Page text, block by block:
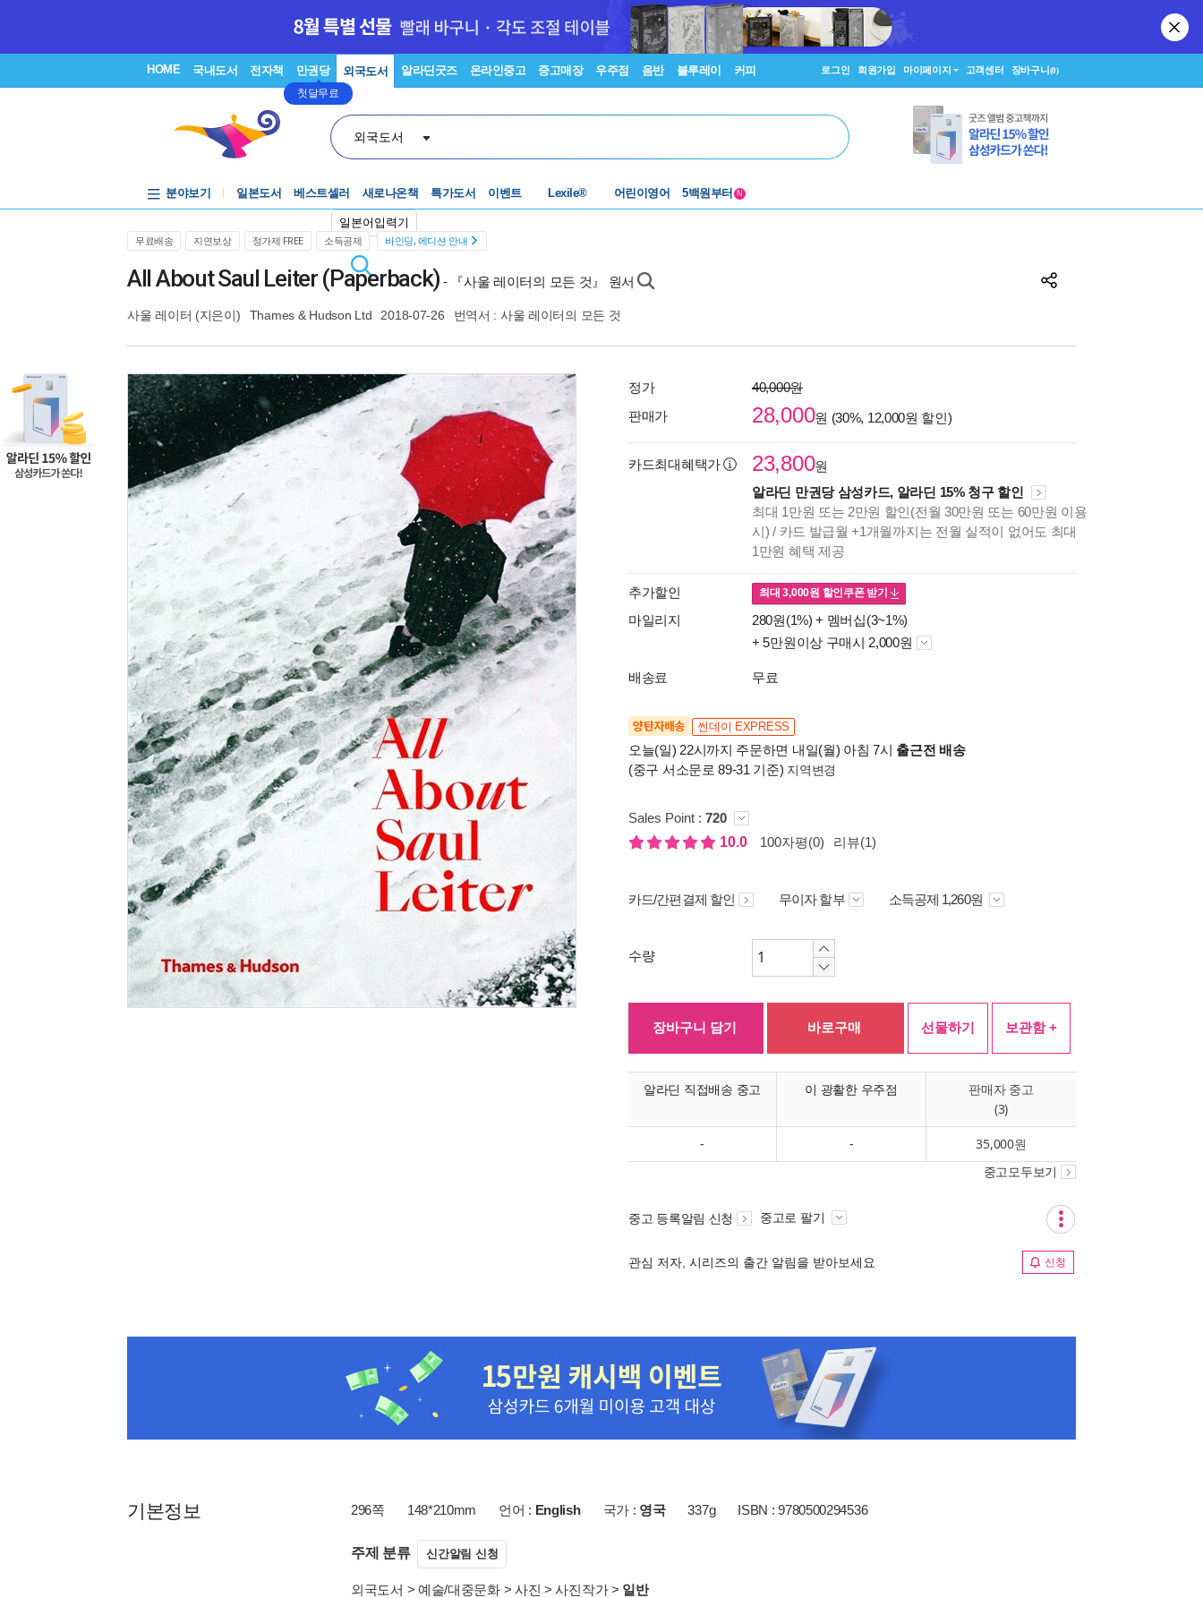
HOME 국내도서 전자책 만권당
첫달무료
외국도서 알라딘굿즈 온라인중고 중고매장 우주점 음반 블루레이 커피 로그인 회원가입 마이페이지 고객센터 장바구니(0)
외국도서
일본어입력기
분야보기 일본도서 베스트셀러 새로나온책 특가도서 이벤트
Lexile®
어린이영어
5백원부터
N
무료배송 지연보상 정가제 FREE 소득공제 바인딩, 에디션 안내
All About Saul Leiter (Paperback) - 『사울 레이터의 모든 것』 원서
사울 레이터 (지은이) Thames & Hudson Ltd 2018-07-26 번역서 : 사울 레이터의 모든 것
정가
40,000원
판매가
28,000원 (30%, 12,000원 할인)
카드최대혜택가 23,800원
알라딘 만권당 삼성카드, 알라딘 15% 청구 할인
최대 1만원 또는 2만원 할인(전월 30만원 또는 60만원 이용
시) / 카드 발급월 +1개월까지는 전월 실적이 없어도 최대
1만원 혜택 제공
추가할인 최대3,000원 할인쿠폰 받기
마일리지 280원(1%) + 멤버십(3~1%)
+ 5만원이상 구매시 2,000원
배송료 무료
양탄자배송 썬데이 EXPRESS
오늘(일) 22시까지 주문하면 내일(월) 아침 7시 출근전 배송
(중구 서소문로 89-31 기준) 지역변경
Sales Point : 720
10.0
100자평(0) 리뷰(1)
카드/간편결제 할인 무이자 할부 소득공제 1,260원
수량
장바구니 담기 바로구매 선물하기 보관함 +
알라딘 직접배송 중고 이 광활한 우주점
판매자 중고
(3)
- - 35,000원
중고모두보기
중고 등록알림 신청 중고로 팔기
관심 저자, 시리즈의 출간 알림을 받아보세요 신청
기본정보 296쪽 148*210mm 언어 : English 국가 : 영국 337g ISBN : 9780500294536
주제 분류 신간알림 신청
외국도서 > 예술/대중문화> 사진 >사진작가> 일반